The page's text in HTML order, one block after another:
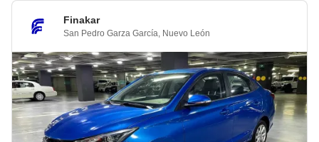
Finakar
San Pedro Garza García Nuevo León